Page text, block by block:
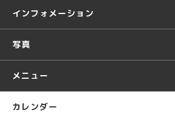
インフォメーション
写真
メニュー
カレンダー